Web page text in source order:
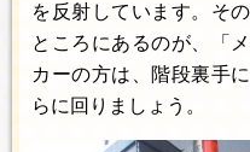
を反射しています。そ
ところにあるのが、「
カーの方は、階段裏手
らに回りましょう。